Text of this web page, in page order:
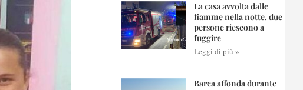
La casa avvolta dalle
fiamme nella notte, due
persone riescono a
fuggire
Leggi di più »
Barca affonda durante